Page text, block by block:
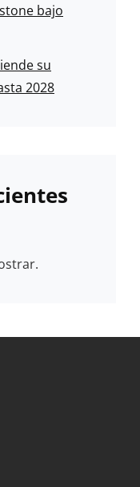
bajo
su
2028